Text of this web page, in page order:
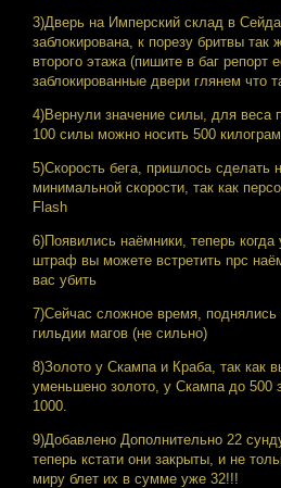
3)Дверь на Имперский склад в
заблокирована, к порезу бритвы так
второго этажа (пишите в баг репорт
заблокированные двери глянем что
4)Вернули значение силы, для веса
100 силы можно носить 500
5)Скорость бега, пришлось сделать
минимальной скорости, так как
Flash
6)Появились наёмники, теперь
штраф вы можете встретить npc
вас убить
7)Сейчас сложное время,
гильдии магов (не сильно)
8)Золото у Скампа и Краба, так как
уменьшено золото, у Скампа до 500
1000.
9)Добавлено Дополнительно 22
теперь кстати они закрыты, и не
миру блет их в сумме уже 32!!!